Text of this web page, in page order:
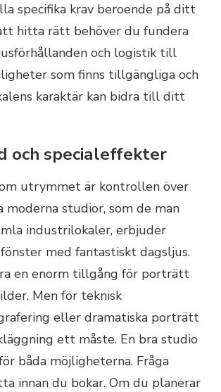
specifika krav beroende på ditt
hitta rätt behöver du fundera
och logistik till
som finns tillgängliga och
karaktär kan bidra till ditt
och specialeffekter
utrymmet är kontrollen över
moderna studior, som de man
industrilokaler, erbjuder
med fantastiskt dagsljus.
en enorm tillgång för porträtt
Men för teknisk
eller dramatiska porträtt
ett måste. En bra studio
båda möjligheterna. Fråga
innan du bokar. Om du planerar